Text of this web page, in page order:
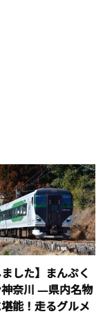
ました】まんぷく
神奈川 ―県内名物
能！走るグルメ